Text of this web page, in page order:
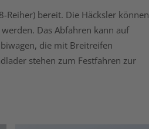
Reiher) bereit. Die Häcksler können
Das Abfahren kann auf
die mit Breitreifen
stehen zum Festfahren zur